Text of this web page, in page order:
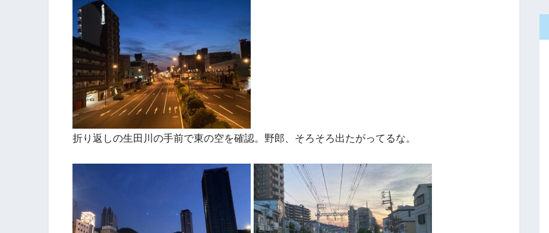
折り返しの生田川の手前で東の空を確認。野郎、そろそろ出たがってるな。